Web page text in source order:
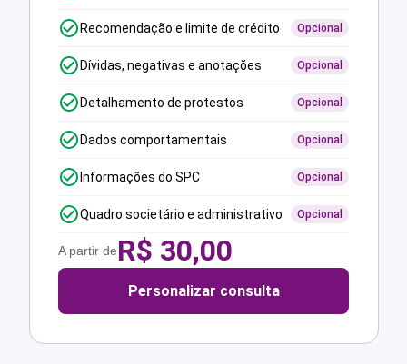
Recomendação e limite de crédito Opcional
Dívidas, negativas e anotações Opcional
Detalhamento de protestos Opcional
Dados comportamentais Opcional
Informações do SPC Opcional
Quadro societário e administrativo Opcional
A partir deR$ 30,00
Personalizar consulta